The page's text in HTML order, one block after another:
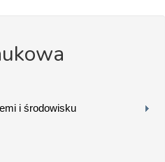
i środowisku